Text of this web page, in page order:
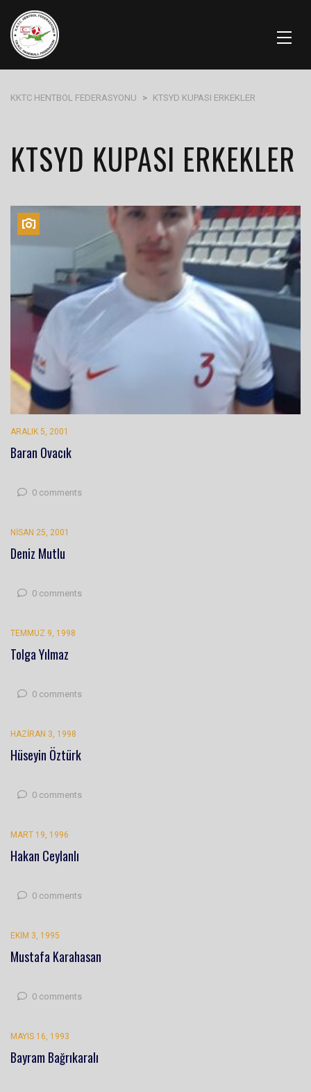
KKTC HENTBOL FEDERASYONU > KTSYD KUPASI ERKEKLER
KTSYD KUPASI ERKEKLER
ARALIK 5, 2001
Baran Ovacık
0 comments
NISAN 25, 2001
Deniz Mutlu
0 comments
TEMMUZ 9, 1998
Tolga Yılmaz
0 comments
HAZIRAN 3, 1998
Hüseyin Öztürk
0 comments
MART 19, 1996
Hakan Ceylanlı
0 comments
EKIM 3, 1995
Mustafa Karahasan
0 comments
MAYIS 16, 1993
Bayram Bağrıkaralı